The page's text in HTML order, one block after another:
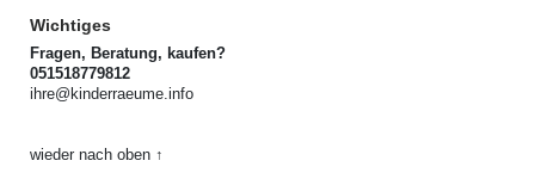
Wichtiges
Fragen, Beratung, kaufen?
051518779812
ihre@kinderraeume.info
wieder nach oben ↑